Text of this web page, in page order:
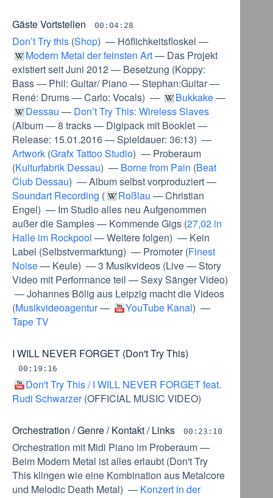
Gäste Vortstellen 00:04:28
Don’t Try this (Shop) — Höflichkeitsfloskel —
Modern Metal der feinsten Art— Das Projekt
existiert seit Juni 2012 — Besetzung (Koppy:
Bass— Phil: Guitar/ Piano —Stephan:Guitar—
René: Drums—Carlo: Vocals) — Bukkake—
Dessau — Don’t Try This: Wireless Slaves
(Album—8 tracks— Digipack mit Booklet—
Release: 15.01.2016—Spieldauer: 36:13) —
Artwork (Grafx Tattoo Studio) — Proberaum
(Kulturfabrik Dessau) — Borne from Pain (Beat
Club Dessau) —Album selbst vorproduziert—
Soundart Recording ( Roßlau —Christian
Engel) — Im Studio alles neu Aufgenommen
außer die Samples— Kommende Gigs (27,02 in
Halle im Rockpool —Weitere folgen) — Kein
Label (Selbstvermarktung) — Promoter(Finest
Noise— Keule) —3 Musikvideos (Live—Story
Video mit Performance teil —Sexy Sänger Video)
—Johannes Bölig aus Leipzig macht die Videos
(Musikvideoagentur— YouTube Kanal) —
Tape TV
I WILL NEVER FORGET (Don't Try This)
00:19:16
Don't Try This / I WILL NEVER FORGET feat.
Rudi Schwarzer(OFFICIAL MUSIC VIDEO)
Orchestration / Genre / Kontakt / Links 00:23:10
Orchestration mit Midi Piano im Proberaum—
Beim Modern Metal ist alles erlaubt (Don't Try
This klingen wie eine Kombination aus Metalcore
und Melodic Death Metal) — Konzert in der